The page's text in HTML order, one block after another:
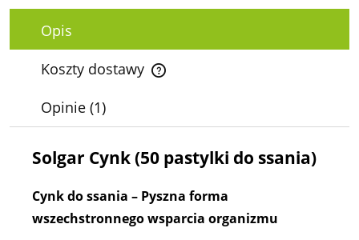
Opis
Koszty dostawy
Cena nie zawiera ewentualnych kosztów płatności
Opinie (1)
Solgar Cynk (50 pastylki do ssania)
Cynk do ssania – Pyszna forma
wszechstronnego wsparcia organizmu